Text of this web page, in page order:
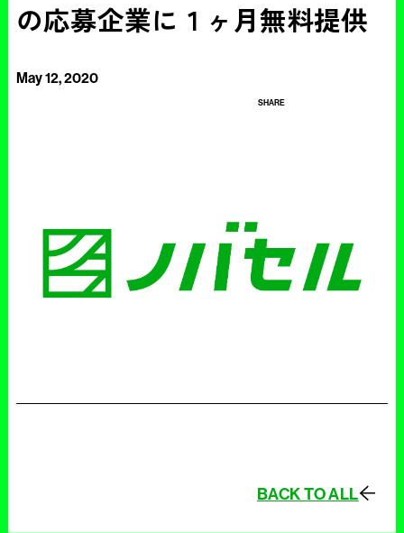
の応募企業に１ヶ月無料提供
May 12, 2020
SHARE
BACK TO ALL